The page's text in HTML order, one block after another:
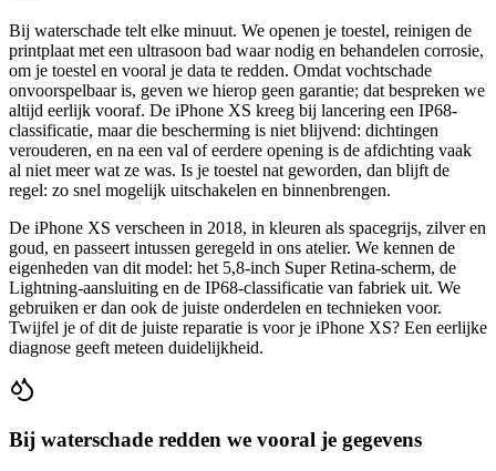
Bij waterschade telt elke minuut. We openen je toestel, reinigen de
printplaat met een ultrasoon bad waar nodig en behandelen corrosie,
om je toestel en vooral je data te redden. Omdat vochtschade
onvoorspelbaar is, geven we hierop geen garantie; dat bespreken we
altijd eerlijk vooraf. De iPhone XS kreeg bij lancering een IP68-
classificatie, maar die bescherming is niet blijvend: dichtingen
verouderen, en na een val of eerdere opening is de afdichting vaak
al niet meer wat ze was. Is je toestel nat geworden, dan blijft de
regel: zo snel mogelijk uitschakelen en binnenbrengen.
De iPhone XS verscheen in 2018, in kleuren als spacegrijs, zilver en
goud, en passeert intussen geregeld in ons atelier. We kennen de
eigenheden van dit model: het 5,8-inch Super Retina-scherm, de
Lightning-aansluiting en de IP68-classificatie van fabriek uit. We
gebruiken er dan ook de juiste onderdelen en technieken voor.
Twijfel je of dit de juiste reparatie is voor je iPhone XS? Een eerlijke
diagnose geeft meteen duidelijkheid.
Bij waterschade redden we vooral je gegevens